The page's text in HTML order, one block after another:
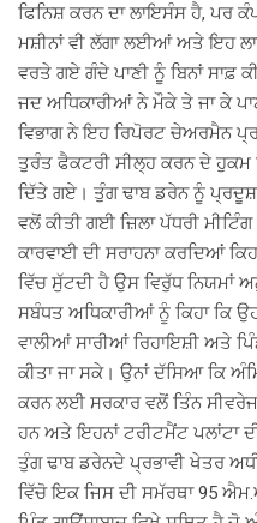
ਫਿਨਿਸ਼ ਕਰਨ ਦਾ ਲਾਇਸੰਸ ਹੈ, ਪਰ
ਮਸ਼ੀਨਾਂ ਵੀ ਲੱਗਾ ਲਈਆਂ ਅਤੇ ਇਹ
ਵਰਤੇ ਗਏ ਗੰਦੇ ਪਾਣੀ ਨੂੰ ਬਿਨਾਂ ਸਾਫ਼
ਜਦ ਅਧਿਕਾਰੀਆਂ ਨੇ ਮੌਕੇ ਤੇ ਜਾ ਕੇ
ਵਿਭਾਗ ਨੇ ਇਹ ਰਿਪੋਰਟ ਚੇਅਰਮੈਨ
ਤੁਰੰਤ ਫੈਕਟਰੀ ਸੀਲ੍ਹ ਕਰਨ ਦੇ
ਦਿੱਤੇ ਗਏ। ਤੁੰਗ ਢਾਬ ਡਰੇਨ ਨੂੰ
ਵਲੋਂ ਕੀਤੀ ਗਈ ਜ਼ਿਲਾ ਪੱਧਰੀ
ਕਾਰਵਾਈ ਦੀ ਸਰਾਹਨਾ ਕਰਦਿਆਂ
ਵਿੱਚ ਸੁੱਟਦੀ ਹੈ ਉਸ ਵਿਰੁੱਧ ਨਿਯਮਾਂ
ਸਬੰਧਤ ਅਧਿਕਾਰੀਆਂ ਨੂੰ ਕਿਹਾ ਕਿ
ਵਾਲੀਆਂ ਸਾਰੀਆਂ ਰਿਹਾਇਸ਼ੀ ਅਤੇ
ਕੀਤਾ ਜਾ ਸਕੇ। ਉਨਾਂ ਦੱਸਿਆ ਕਿ
ਕਰਨ ਲਈ ਸਰਕਾਰ ਵਲੋਂ ਤਿੰਨ
ਹਨ ਅਤੇ ਇਹਨਾਂ ਟਰੀਟਮੈਂਟ ਪਲਾਂਟਾ
ਤੁੰਗ ਢਾਬ ਡਰੇਨਦੇ ਪ੍ਰਭਾਵੀ ਖੇਤਰ
ਵਿੱਚੋ ਇਕ ਜਿਸ ਦੀ ਸਮੱਰਥਾ 95